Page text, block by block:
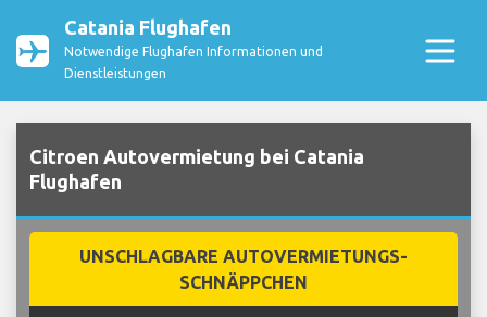
Catania Flughafen
Notwendige Flughafen Informationen und
Dienstleistungen
Citroen Autovermietung bei Catania
Flughafen
UNSCHLAGBARE AUTOVERMIETUNGS-
SCHNÄPPCHEN